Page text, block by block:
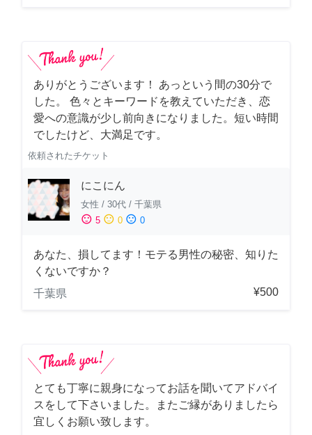
ありがとうございます！ あっという間の30分で
した。 色々とキーワードを教えていただき、恋
愛への意識が少し前向きになりました。短い時間
でしたけど、大満足です。
依頼されたチケット
にこにん
女性 / 30代 / 千葉県
sentiment_satisfied 5 sentiment_neutral 0 sentiment_dissatisfied 0
あなた、損してます！モテる男性の秘密、知りた
くないですか？
千葉県
¥500
とても丁寧に親身になってお話を聞いてアドバイ
スをして下さいました。またご縁がありましたら
宜しくお願い致します。